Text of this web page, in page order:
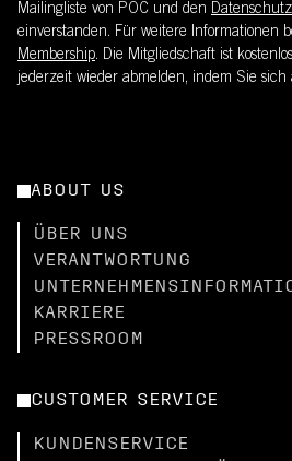
Mailingliste von POC und den
einverstanden. Für weitere Informationen
Membership. Die Mitgliedschaft ist
jederzeit wieder abmelden, indem Sie sich
ABOUT US
ÜBER UNS
VERANTWORTUNG
KARRIERE
PRESSROOM
CUSTOMER SERVICE
KUNDENSERVICE